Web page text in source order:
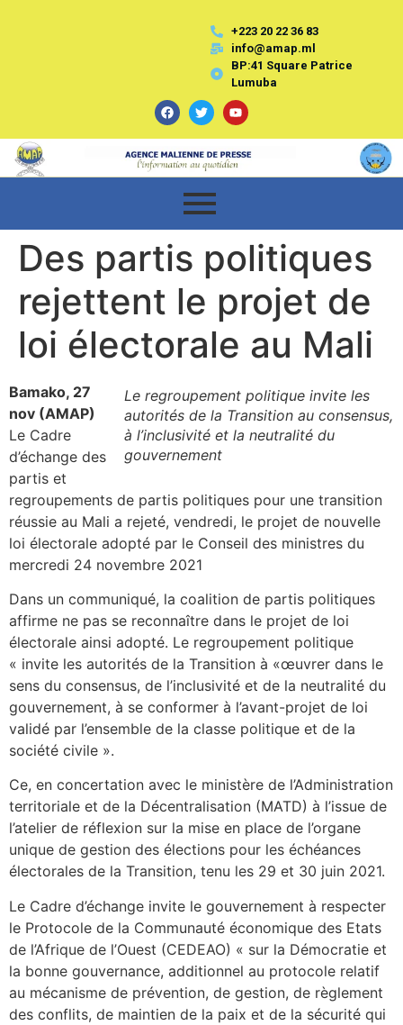
+223 20 22 36 83
info@amap.ml
BP:41 Square Patrice
Lumuba
Des partis politiques
rejettent le projet de
loi électorale au Mali
Le regroupement politique invite les
autorités de la Transition au consensus,
à l’inclusivité et la neutralité du
gouvernement
Bamako, 27
nov (AMAP)
Le Cadre
d’échange des
partis et
regroupements de partis politiques pour une transition
réussie au Mali a rejeté, vendredi, le projet de nouvelle
loi électorale adopté par le Conseil des ministres du
mercredi 24 novembre 2021
Dans un communiqué, la coalition de partis politiques
affirme ne pas se reconnaître dans le projet de loi
électorale ainsi adopté. Le regroupement politique
« invite les autorités de la Transition à «œuvrer dans le
sens du consensus, de l’inclusivité et de la neutralité du
gouvernement, à se conformer à l’avant-projet de loi
validé par l’ensemble de la classe politique et de la
société civile ».
Ce, en concertation avec le ministère de l’Administration
territoriale et de la Décentralisation (MATD) à l’issue de
l’atelier de réflexion sur la mise en place de l’organe
unique de gestion des élections pour les échéances
électorales de la Transition, tenu les 29 et 30 juin 2021.
Le Cadre d’échange invite le gouvernement à respecter
le Protocole de la Communauté économique des Etats
de l’Afrique de l’Ouest (CEDEAO) « sur la Démocratie et
la bonne gouvernance, additionnel au protocole relatif
au mécanisme de prévention, de gestion, de règlement
des conflits, de maintien de la paix et de la sécurité qui